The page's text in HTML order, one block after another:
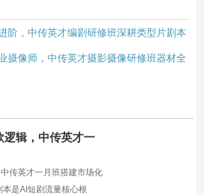
阶，中传英才编剧研修班深耕类型片剧本
摄像师，中传英才摄影摄像研修班器材全
逻辑，中传英才一
短剧脚本创作体
传英才一月班搭建市场化
是AI短剧流量核心根